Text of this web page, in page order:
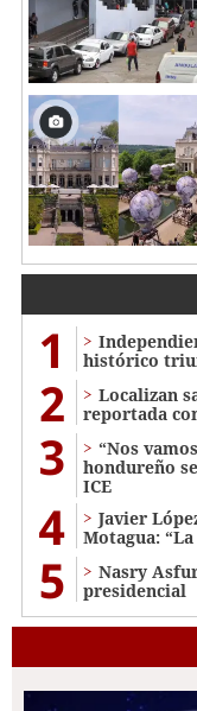
1
histórico
2
Localizan
reportada
3
“Nos
hondureño
ICE
4
Javier
Motagua:
5
Nasry
presidencial